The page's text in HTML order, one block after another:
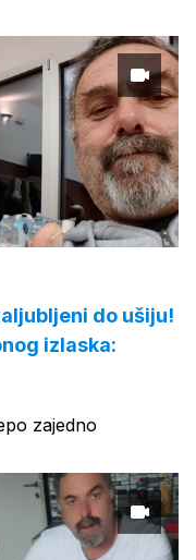
do ušiju!
izlaska:
zajedno